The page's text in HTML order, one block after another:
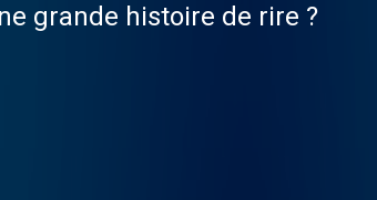
grande histoire de rire ?